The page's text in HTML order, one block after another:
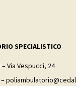
SPECIALISTICO
– Via Vespucci, 24
–